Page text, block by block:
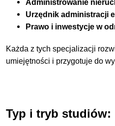
Administrowanie
Urzędnik administracji
Prawo i inwestycje w
Każda z tych specjalizacji
umiejętności i przygotuje do
Typ i tryb studiów: